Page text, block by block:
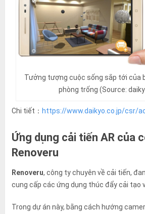
Tưởng tượng cuộc sống sắp tới của
phòng trống (Source:
Chi tiết： https://www.daikyo.co.jp/csr/
Ứng dụng cải tiến AR của
Renoveru
Renoveru, công ty chuyên về cải tiến,
cung cấp các ứng dụng thúc đẩy cải tạo
Trong dự án này, bằng cách hướng